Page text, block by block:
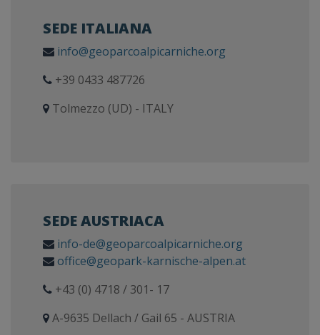
SEDE ITALIANA
info@geoparcoalpicarniche.org
+39 0433 487726
Tolmezzo (UD) - ITALY
SEDE AUSTRIACA
info-de@geoparcoalpicarniche.org
office@geopark-karnische-alpen.at
+43 (0) 4718 / 301- 17
A-9635 Dellach / Gail 65 - AUSTRIA